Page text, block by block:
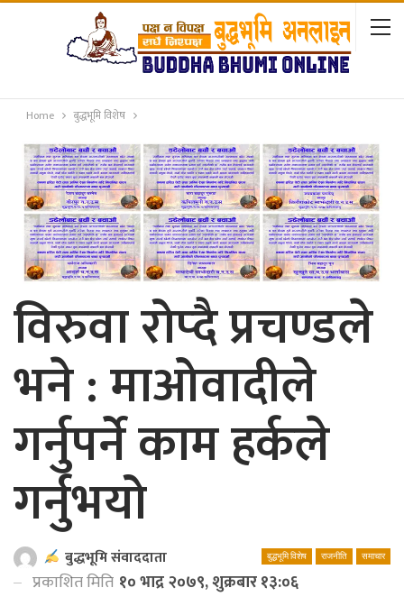
Home बुद्धभूमि विशेष
विरुवा रोप्दै प्रचण्डले
भने : माओवादीले
गर्नुपर्ने काम हर्कले
गर्नुभयो
बुद्धभूमि विशेष राजनीति समाचार
बुद्धभूमि संवाददाता
प्रकाशित मिति १० भाद्र २०७९, शुक्रबार १३:०६